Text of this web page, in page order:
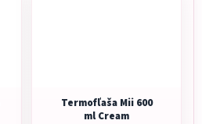
Termofľaša Mii 600
ml Cream